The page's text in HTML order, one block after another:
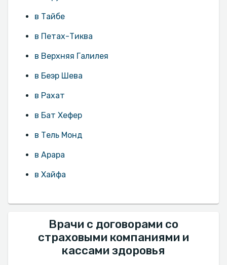
в Тайбе
в Петах-Тиква
в Верхняя Галилея
в Беэр Шева
в Рахат
в Бат Хефер
в Тель Монд
в Арара
в Хайфа
Врачи с договорами со
страховыми компаниями и
кассами здоровья